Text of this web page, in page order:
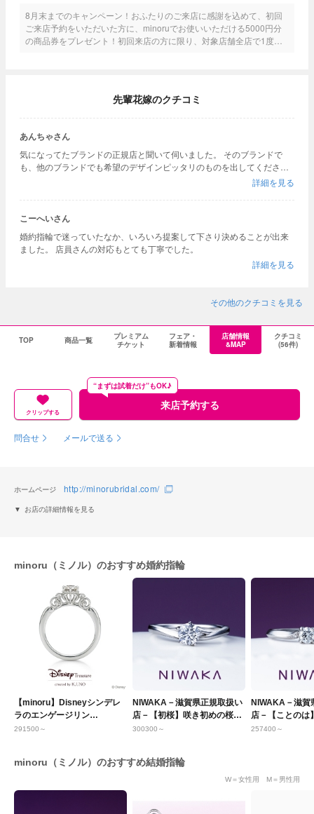
8月末までのキャンペーン！おふたりのご来店に感謝を込めて、初回
ご来店予約をいただいた方に、minoruでお使いいただける5000円分
の商品券をプレゼント！初回来店の方に限り、対象店舗全店で1度限
先輩花嫁のクチコミ
あんちゃさん
気になってたブランドの正規店と聞いて伺いました。 そのブランドで
も、他のブランドでも希望のデザインピッタリのものを出してくださる
とても知識豊富なスタッフさんがいらっしゃる所です。 いろんなものを
詳細を見る
こーへいさん
婚約指輪で迷っていたなか、いろいろ提案して下さり決めることが出来
ました。 店員さんの対応もとても丁寧でした。
詳細を見る
その他のクチコミを見る
TOP 商品一覧
プレミアム
チケット
フェア・
新着情報
店舗情報
&MAP
クチコミ
(56件)
クリップする
来店予約する
“まずは試着だけ”もOK♪
問合せ メールで送る
ホームページ http://minorubridal.com/
お店の詳細情報を見る
minoru（ミノル）のおすすめ婚約指輪
【minoru】Disneyシンデレ
ラのエンゲージリン
グ ケイ・ウノ
291500～
NIWAKA－滋賀県正規取扱い
店－【初桜】咲き初めの桜に
恋心を重ねて
300300～
NIWAKA－滋賀
店－【ことのは
日に 綴る想い
257400～
minoru（ミノル）のおすすめ結婚指輪
W＝女性用 M＝男性用